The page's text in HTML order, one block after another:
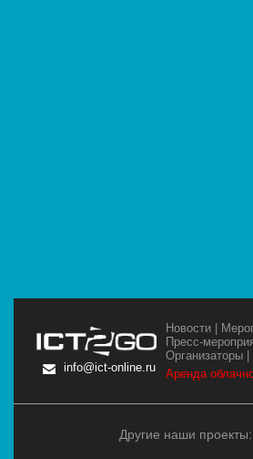
info@ict-online.ru
Новости |
Пресс-
Организаторы |
Аренда
Другие наши проекты: